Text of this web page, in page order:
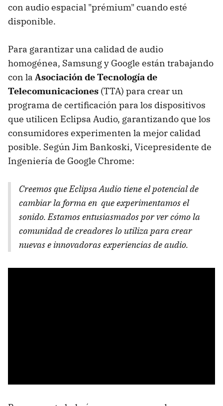
con audio espacial "prémium" cuando esté
disponible.
Para garantizar una calidad de audio
homogénea, Samsung y Google están trabajando
con la Asociación de Tecnología de
Telecomunicaciones (TTA) para crear un
programa de certificación para los dispositivos
que utilicen Eclipsa Audio, garantizando que los
consumidores experimenten la mejor calidad
posible. Según Jim Bankoski, Vicepresidente de
Ingeniería de Google Chrome:
Creemos que Eclipsa Audio tiene el potencial de
cambiar la forma en que experimentamos el
sonido. Estamos entusiasmados por ver cómo la
comunidad de creadores lo utiliza para crear
nuevas e innovadoras experiencias de audio.